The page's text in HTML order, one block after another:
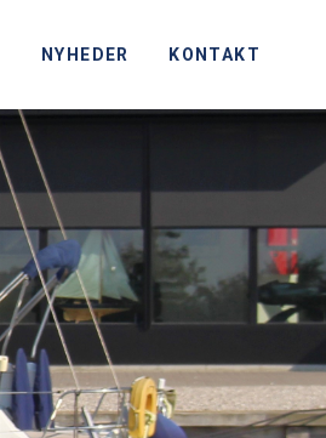
NYHEDER KONTAKT